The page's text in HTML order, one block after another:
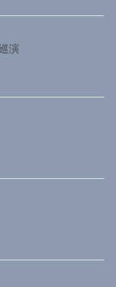
演